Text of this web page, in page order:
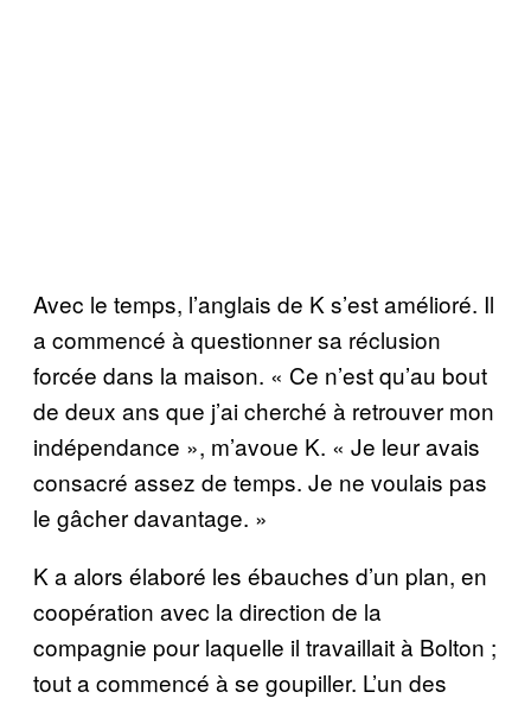
Avec le temps, l’anglais de K s’est amélioré. Il
a commencé à questionner sa réclusion
forcée dans la maison. « Ce n’est qu’au bout
de deux ans que j’ai cherché à retrouver mon
indépendance », m’avoue K. « Je leur avais
consacré assez de temps. Je ne voulais pas
le gâcher davantage. »
K a alors élaboré les ébauches d’un plan, en
coopération avec la direction de la
compagnie pour laquelle il travaillait à Bolton ;
tout a commencé à se goupiller. L’un des